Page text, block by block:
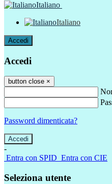
Italiano
Italiano
Accedi
Accedi
button close ×
Password dimenticata?
-
Entra con SPID Entra con CIE
Seleziona utente